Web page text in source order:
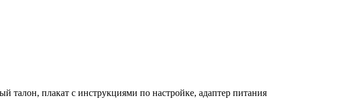
талон, плакат с инструкциями по настройке, адаптер питания